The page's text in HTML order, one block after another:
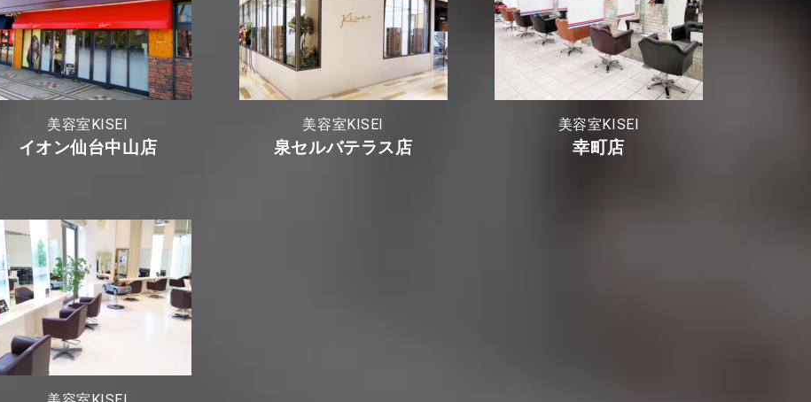
美容室KISEI
イオン仙台中山店
美容室KISEI
泉セルバテラス店
美容室KISEI
幸町店